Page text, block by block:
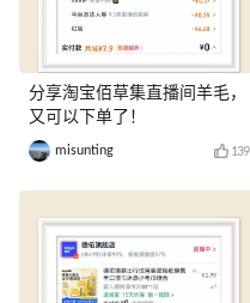
分享淘宝佰草集直播间羊毛，
又可以下单了！
misunting 139